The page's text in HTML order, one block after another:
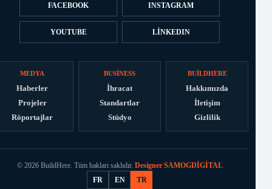
FACEBOOK INSTAGRAM
YOUTUBE LINKEDIN
MEDYA
Haberler
Projeler
Röportajlar
BUSINESS
İhracat
Standartlar
Stüdyo
BUILDHERE
Hakkımızda
İletişim
Gizlilik
© 2026 BuildHere. Tüm hakları saklıdır. Designer SAMOGDİGİTAL
FR
EN TR